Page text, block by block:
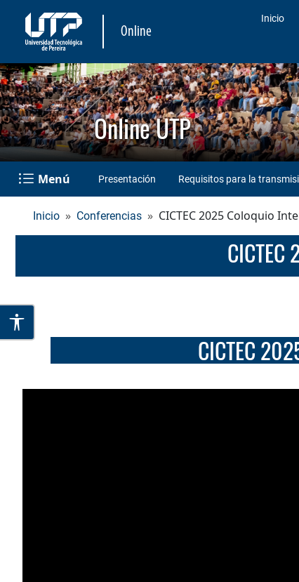
Online
Inicio
Online UTP
Menú Presentación Requisitos para la
Inicio Conferencias CICTEC 2025 Coloquio
CICTEC